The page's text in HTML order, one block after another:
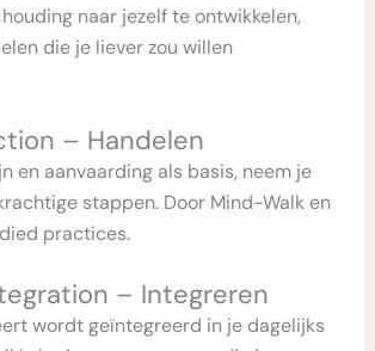
naar jezelf te ontwikkelen,
die je liever zou willen
– Handelen
en aanvaarding als basis, neem je
stappen. Door Mind-Walk en
practices.
– Integreren
wordt geïntegreerd in je dagelijks